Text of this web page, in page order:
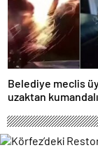
Belediye meclis
uzaktan kumandalı
uçurmaya çalıştı